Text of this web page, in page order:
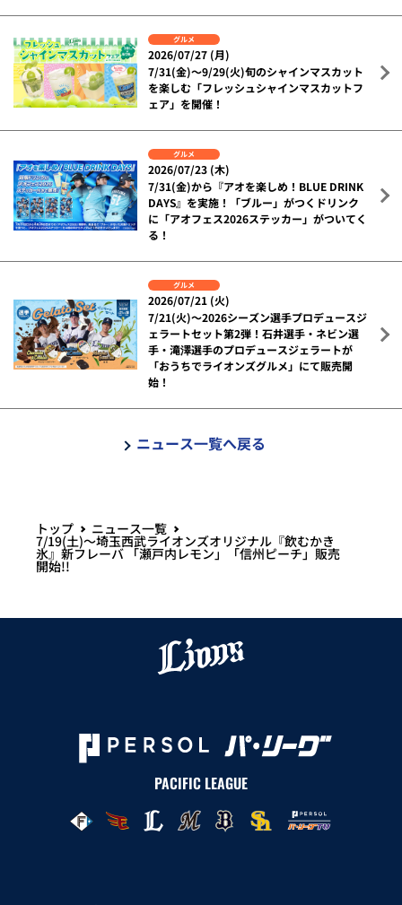
グルメ
2026/07/27 (月)
7/31(金)～9/29(火)旬のシャインマスカット
を楽しむ「フレッシュシャインマスカットフ
ェア」を開催！
グルメ
2026/07/23 (木)
7/31(金)から『アオを楽しめ！BLUE DRINK
DAYS』を実施！「ブルー」がつくドリンク
に「アオフェス2026ステッカー」がついてく
る！
グルメ
2026/07/21 (火)
7/21(火)～2026シーズン選手プロデュースジ
ェラートセット第2弾！石井選手・ネビン選
手・滝澤選手のプロデュースジェラートが
「おうちでライオンズグルメ」にて販売開
始！
ニュース一覧へ戻る
トップ ニュース一覧
7/19(土)～埼玉西武ライオンズオリジナル『飲むかき
氷』新フレーバ 「瀬戸内レモン」「信州ピーチ」販売
開始!!
PACIFIC LEAGUE